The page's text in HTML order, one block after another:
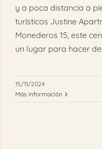
y a poca distancia a
turísticos Justine
Monederos 15, este
un lugar para hacer
15/11/2024
Más información